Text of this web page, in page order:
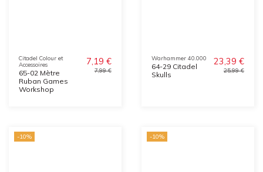
Citadel Colour et
Accessoires
65-02 Mètre
Ruban Games
Workshop
7,19 €
7,99 €
Warhammer 40.000
64-29 Citadel
Skulls
23,39 €
25,99 €
-10% -10%